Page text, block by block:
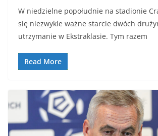
W niedzielne popołudnie na stadionie
się niezwykle ważne starcie dwóch
utrzymanie w Ekstraklasie. Tym razem
Read More